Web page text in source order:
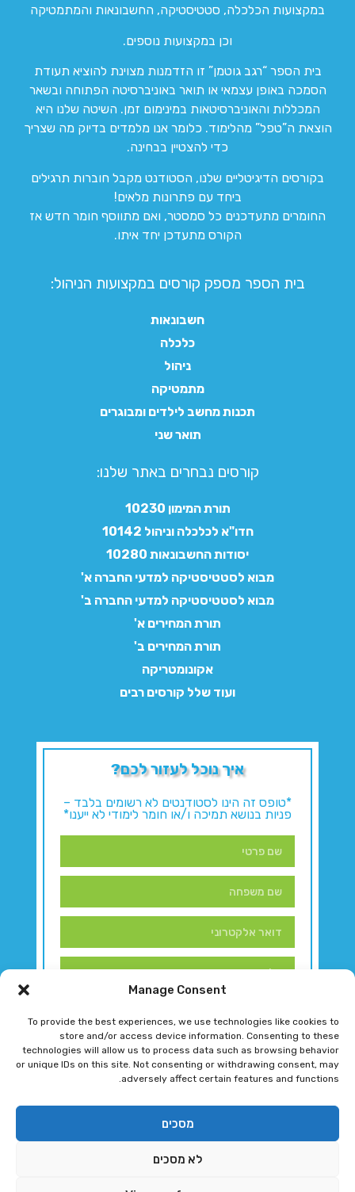
Manage Consent
To provide the best experiences, we use technologies like cookies to
store and/or access device information. Consenting to these
technologies will allow us to process data such as browsing behavior
or unique IDs on this site. Not consenting or withdrawing consent, may
adversely affect certain features and functions.
מסכים
לא מסכים
במקצועות הכלכלה, סטטיסטיקה, החשבונאות והמתמטיקה
וכן במקצועות נוספים.
בית הספר “רגב גוטמן” זו הזדמנות מצוינת להוציא תעודת
הסמכה באופן עצמאי או תואר באוניברסיטה הפתוחה ובשאר
המכללות והאוניברסיטאות במינימום זמן. השיטה שלנו היא
הוצאת ה”טפל” מהלימוד. כלומר אנו מלמדים בדיוק מה שצריך
כדי להצטיין בבחינה.
בקורסים הדיגיטליים שלנו, הסטודנט מקבל חוברות תרגילים
ביחד עם פתרונות מלאים!
החומרים מתעדכנים כל סמסטר, ואם מתווסף חומר חדש אז
הקורס מתעדכן יחד איתו.
בית הספר מספק קורסים במקצועות הניהול:
חשבונאות
כלכלה
ניהול
מתמטיקה
תכנות מחשב לילדים ומבוגרים
תואר שני
קורסים נבחרים באתר שלנו:​
תורת המימון 10230
חדו"א לכלכלה וניהול 10142
יסודות החשבונאות 10280
מבוא לסטטיסטיקה למדעי החברה א'
מבוא לסטטיסטיקה למדעי החברה ב'
תורת המחירים א'
תורת המחירים ב'
אקונומטריקה
ועוד שלל קורסים רבים
איך נוכל לעזור לכם?
*טופס זה הינו לסטודנטים לא רשומים בלבד –
פניות בנושא תמיכה ו/או חומר לימודי לא ייענו*